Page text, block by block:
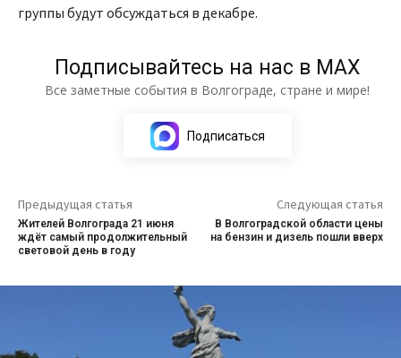
группы будут обсуждаться в декабре.
Подписывайтесь на нас в МАХ
Все заметные события в Волгограде, стране и мире!
Подписаться
Предыдущая статья
Жителей Волгограда 21 июня
ждёт самый продолжительный
световой день в году
Следующая статья
В Волгоградской области цены
на бензин и дизель пошли вверх